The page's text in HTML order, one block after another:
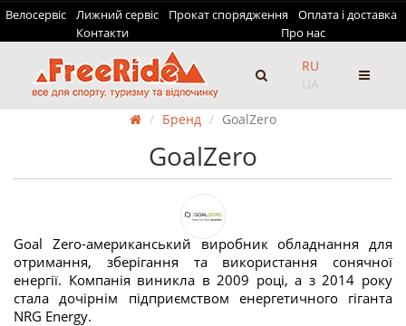
Велосервіс Лижний сервіс Прокат спорядження
Оплата і доставка
Контакти
Про нас
RU
UA
Бренд GoalZero
GoalZero
Goal Zero-американський виробник обладнання для
отримання, зберігання та використання сонячної
енергії. Компанія виникла в 2009 році, а з 2014 року
стала дочірнім підприємством енергетичного гіганта
NRG Energy.